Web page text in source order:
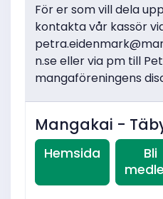
För er som vill dela
kontakta vår kassör
n.se eller via pm till
mangaföreningens
Mangakai -
Hemsida
Bli